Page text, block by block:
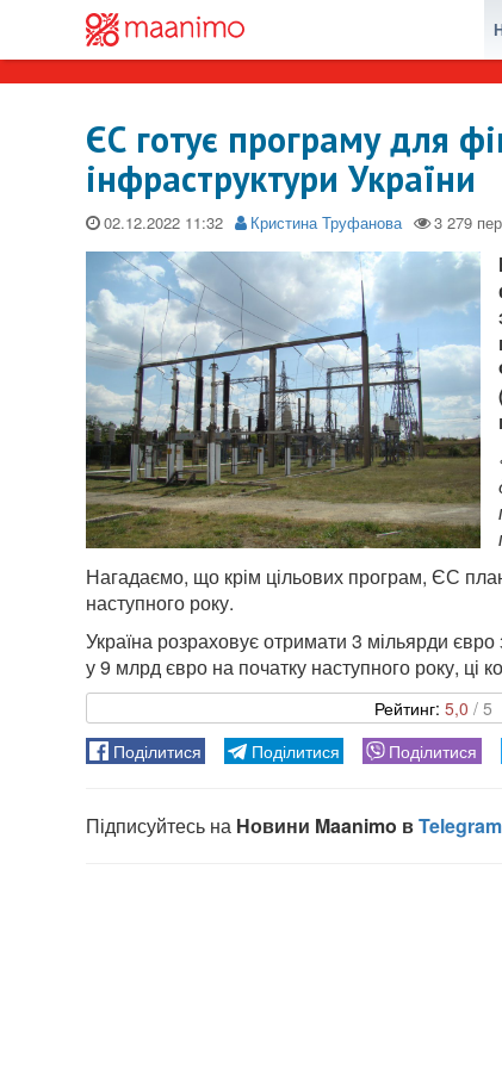
ЄС готує програму для
інфраструктури України
02.12.2022 Кристина Труфанова
Нагадаємо, що крім цільових програм, ЄС
наступного року.
Україна розраховує отримати 3 мільярди
у 9 млрд євро на початку наступного року, ці
5,0